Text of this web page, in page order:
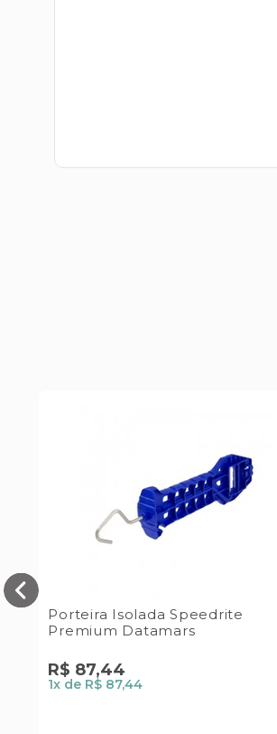
Porteira Isolada Speedrite
Premium Datamars
R$ 87,44
1x de R$ 87,44